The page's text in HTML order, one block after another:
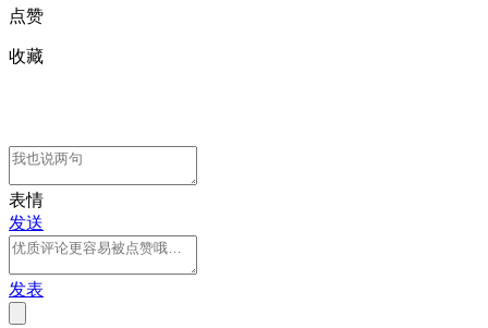
点赞
收藏
表情
发送
发表